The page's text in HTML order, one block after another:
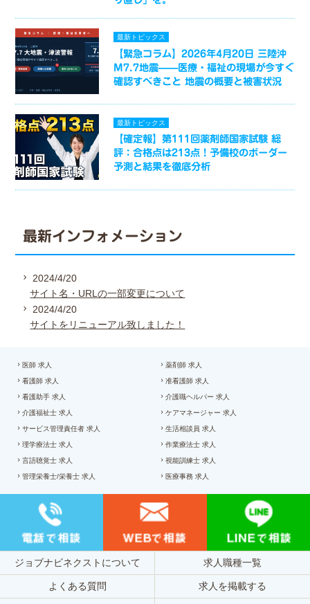
最新トピックス
【緊急コラム】2026年4月20日 三陸沖
M7.7地震——医療・福祉の現場が今すぐ
確認すべきこと 地震の概要と被害状況
最新トピックス
【確定報】第111回薬剤師国家試験 総
評：合格点は213点！予備校のボーダー
予測と結果を徹底分析
最新インフォメーション
2024/4/20
サイト名・URLの一部変更について
2024/4/20
サイトをリニューアル致しました！
医師 求人 薬剤師 求人
看護師 求人 准看護師 求人
看護助手 求人 介護職ヘルパー 求人
介護福祉士 求人 ケアマネージャー 求人
サービス管理責任者 求人 生活相談員 求人
理学療法士 求人 作業療法士 求人
言語聴覚士 求人 視能訓練士 求人
管理栄養士/栄養士 求人 医療事務 求人
ジョブナビネクストについて 求人職種一覧
よくある質問 求人を掲載する